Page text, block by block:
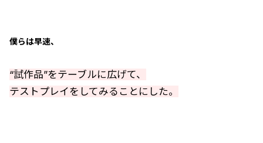
僕らは早速、
“試作品”をテーブルに広げて、
テストプレイをしてみることにした。